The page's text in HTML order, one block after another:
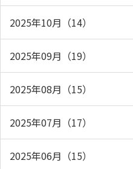
2025年10月（14）
2025年09月（19）
2025年08月（15）
2025年07月（17）
2025年06月（15）